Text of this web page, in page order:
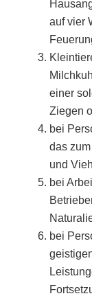
auf vier
einer
Ziegen
bei
das
und
bei
bei